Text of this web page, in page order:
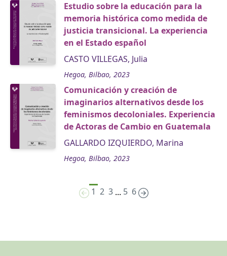
Estudio sobre la educación para la
memoria histórica como medida de
justicia transicional. La experiencia
en el Estado español
CASTO VILLEGAS, Julia
Hegoa, Bilbao, 2023
Comunicación y creación de
imaginarios alternativos desde los
feminismos decoloniales. Experiencia
de Actoras de Cambio en Guatemala
GALLARDO IZQUIERDO, Marina
Hegoa, Bilbao, 2023
1 2 3 ... 5 6